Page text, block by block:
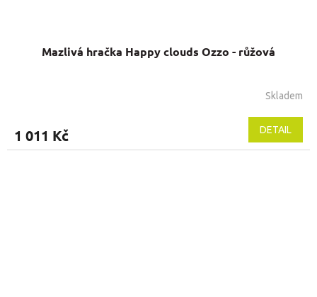
Mazlivá hračka Happy clouds Ozzo - růžová
Skladem
1 011 Kč DETAIL